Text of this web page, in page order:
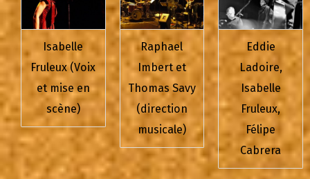
Isabelle
Fruleux (Voix
et mise en
scène)
Raphael
Imbert et
Thomas Savy
(direction
musicale)
Eddie
Ladoire,
Isabelle
Fruleux,
Félipe
Cabrera